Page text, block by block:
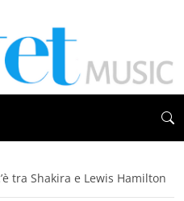
tra Shakira e Lewis Hamilton